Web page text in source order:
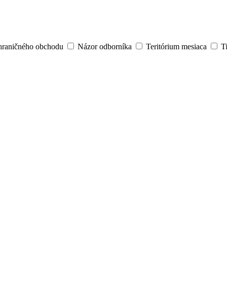
obchodu Názor odborníka Teritórium mesiaca